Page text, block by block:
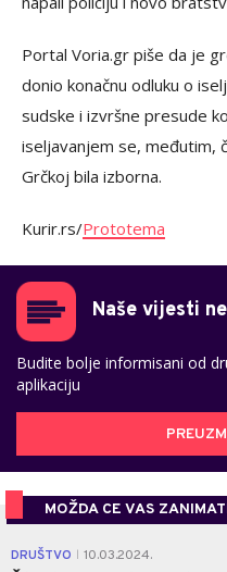
Portal Voria.gr piše da je
donio konačnu odluku o
sudske i izvršne presude
iseljavanjem se, međutim,
Grčkoj bila izborna.
Kurir.rs/Prototema
Naše vijesti
Budite bolje informisani od
aplikaciju
MOŽDA CE VAS
DRUŠTVO 10.03.2024.